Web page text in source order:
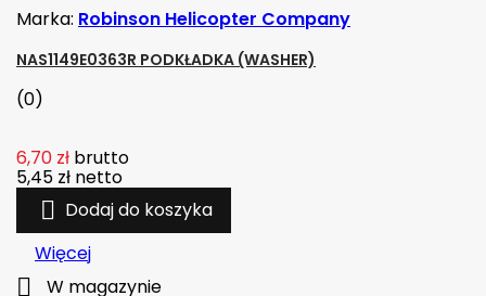
Marka: Robinson Helicopter Company
NAS1149E0363R PODKŁADKA (WASHER)
(0)
6,70 zł brutto
5,45 zł netto
 Dodaj do koszyka
Więcej
 W magazynie